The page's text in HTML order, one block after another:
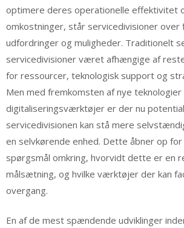
optimere deres operationelle effektivitet
omkostninger, står servicedivisioner over
udfordringer og muligheder. Traditionelt
servicedivisioner været afhængige af
for ressourcer, teknologisk support og
Men med fremkomsten af nye teknologier
digitaliseringsværktøjer er der nu
servicedivisionen kan stå mere
en selvkørende enhed. Dette åbner op
spørgsmål omkring, hvorvidt dette er en
målsætning, og hvilke værktøjer der kan
overgang.
En af de mest spændende udviklinger